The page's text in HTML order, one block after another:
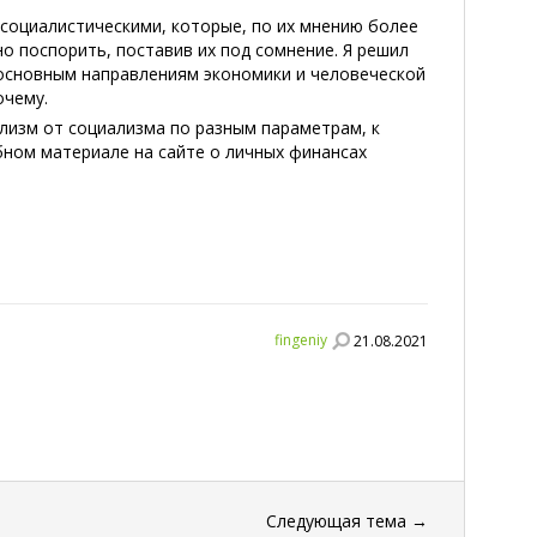
которые, по их мнению более
поставив их под сомнение. Я решил
направлениям экономики и человеческой
от социализма по разным параметрам, к
материале на сайте о личных финансах
fingeniy 21.08.2021
Следующая тема →